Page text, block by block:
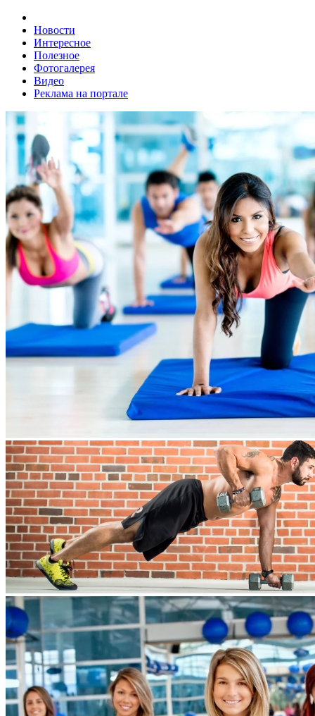
Новости
Интересное
Полезное
Фотогалерея
Видео
Реклама на портале